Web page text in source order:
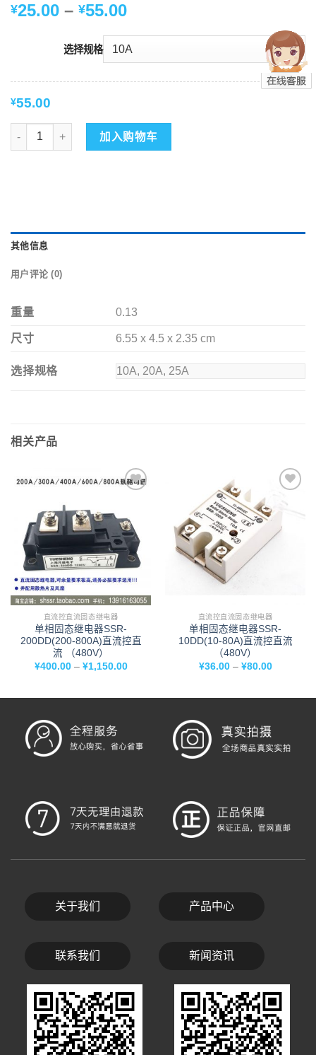
¥25.00 – ¥55.00
选择规格
¥55.00
加入购物车
其他信息
用户评论 (0)
重量 0.13
尺寸 6.55 x 4.5 x 2.35 cm
选择规格 10A, 20A, 25A
相关产品
的购
物车
直流控直流固态继电器
单相固态继电器SSR-
200DD(200-800A)直流控直
流 （480V）
¥400.00– ¥1,150.00
物车
直流控直流固态继电器
单相固态继电器SSR-
10DD(10-80A)直流控直流
（480V）
¥36.00– ¥80.00
关于我们 产品中心
联系我们 新闻资讯